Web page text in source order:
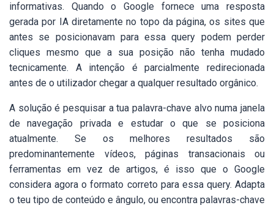
informativas. Quando o Google fornece uma resposta
gerada por IA diretamente no topo da página, os sites que
antes se posicionavam para essa query podem perder
cliques mesmo que a sua posição não tenha mudado
tecnicamente. A intenção é parcialmente redirecionada
antes de o utilizador chegar a qualquer resultado orgânico.
A solução é pesquisar a tua palavra-chave alvo numa janela
de navegação privada e estudar o que se posiciona
atualmente. Se os melhores resultados são
predominantemente vídeos, páginas transacionais ou
ferramentas em vez de artigos, é isso que o Google
considera agora o formato correto para essa query. Adapta
o teu tipo de conteúdo e ângulo, ou encontra palavras-chave